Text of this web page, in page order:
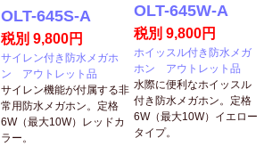
OLT-645S-A
税別 9,800円
サイレン付き防水メガホ
ン アウトレット品
サイレン機能が付属する非
常用防水メガホン。定格
6W（最大10W）レッドカ
ラー。
OLT-645W-A
税別 9,800円
ホイッスル付き防水メガ
ホン アウトレット品
水際に便利なホイッスル
付き防水メガホン。定格
6W（最大10W）イエロー
タイプ。